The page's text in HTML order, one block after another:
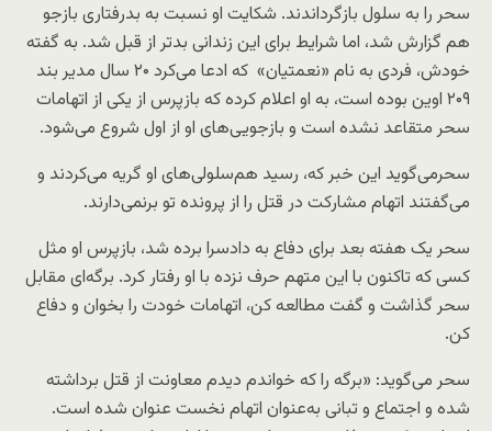
سحر را به سلول بازگرداندند. شکایت او نسبت به بدرفتاری بازجو
هم گزارش شد، اما شرایط برای این زندانی بدتر از قبل شد. به گفته
خودش، فردی به نام «نعمتیان» که ادعا می‌کرد ۲۰ سال مدیر بند
۲۰۹ اوین بوده است، به او اعلام کرده که بازپرس از یکی از اتهامات
سحر متقاعد نشده است و بازجویی‌های او از اول شروع می‌شود.
سحرمی‌گوید این خبر که، رسید هم‌سلولی‌های او گریه می‌کردند و
می‌گفتند اتهام مشارکت در قتل را از پرونده تو برنمی‌دارند.
سحر یک هفته بعد برای دفاع به دادسرا برده شد، بازپرس او مثل
کسی که تاکنون با این متهم حرف‌ نزده با او رفتار کرد. برگه‌ای مقابل
سحر گذاشت و گفت مطالعه کن، اتهامات خودت را بخوان و دفاع
کن.
سحر می‌گوید: «برگه را که خواندم دیدم معاونت از قتل برداشته
شده و اجتماع و تبانی به‌عنوان اتهام نخست عنوان شده است.